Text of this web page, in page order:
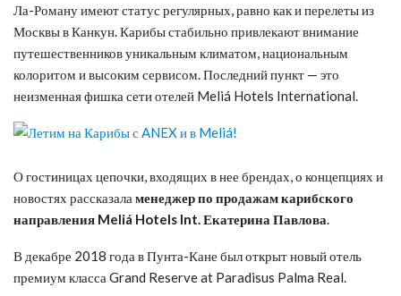
Ла-Роману имеют статус регулярных, равно как и перелеты из
Москвы в Канкун. Карибы стабильно привлекают внимание
путешественников уникальным климатом, национальным
колоритом и высоким сервисом. Последний пункт — это
неизменная фишка сети отелей Meliá Hotels International.
О гостиницах цепочки, входящих в нее брендах, о концепциях и
новостях рассказала менеджер по продажам карибского
направления Meliá Hotels Int. Екатерина Павлова.
В декабре 2018 года в Пунта-Кане был открыт новый отель
премиум класса Grand Reserve at Paradisus Palma Real.